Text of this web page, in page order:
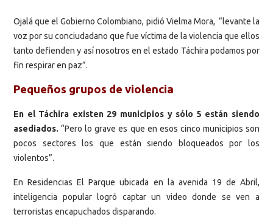
Ojalá que el Gobierno Colombiano, pidió Vielma Mora, “levante la
voz por su conciudadano que fue víctima de la violencia que ellos
tanto defienden y así nosotros en el estado Táchira podamos por
fin respirar en paz”.
Pequeños grupos de violencia
En el Táchira existen 29 municipios y sólo 5 están siendo
asediados. “Pero lo grave es que en esos cinco municipios son
pocos sectores los que están siendo bloqueados por los
violentos”.
En Residencias El Parque ubicada en la avenida 19 de Abril,
inteligencia popular logró captar un video donde se ven a
terroristas encapuchados disparando.